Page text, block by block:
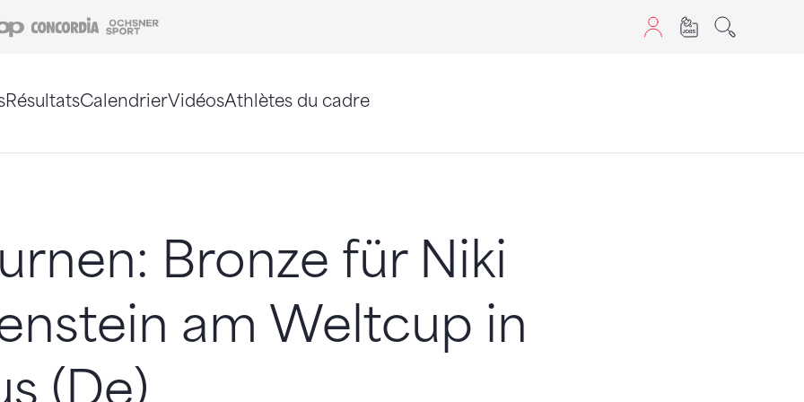
Coop Concordia
RésultatsCalendrierVidéosAthlètes du cadre
Bronze für Niki
am Weltcup in
(De)